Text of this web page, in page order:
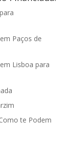
Paços de
Lisboa para
te Podem